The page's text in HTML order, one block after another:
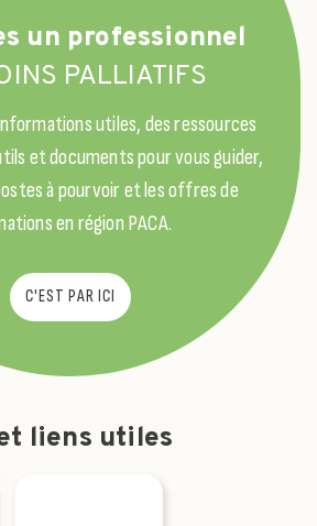
un professionnel
PALLIATIFS
utiles, des ressources
et documents pour vous guider,
à pourvoir et les offres de
en région PACA.
C'EST PAR ICI
liens utiles